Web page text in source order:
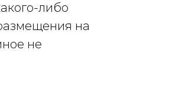
либо
на
не